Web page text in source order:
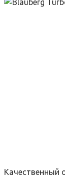
Качественный